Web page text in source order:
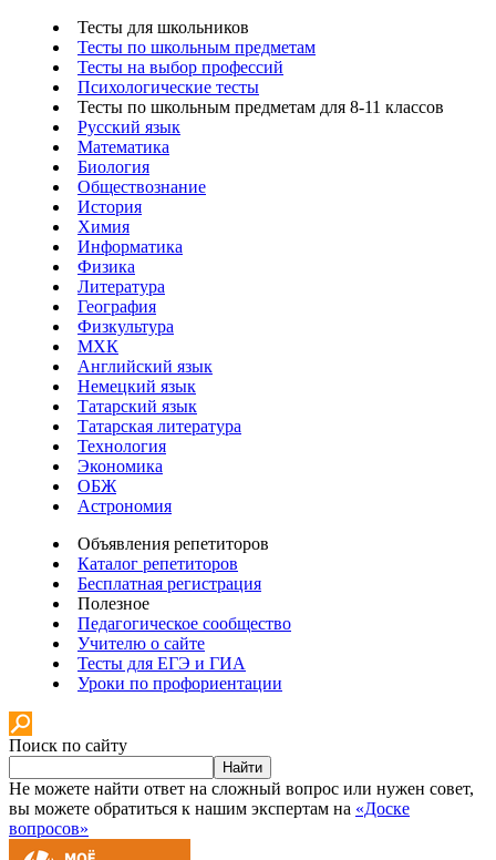
Тесты для школьников
Тесты по школьным предметам
Тесты на выбор профессий
Психологические тесты
Тесты по школьным предметам для 8-11 классов
Русский язык
Математика
Биология
Обществознание
История
Химия
Информатика
Физика
Литература
География
Физкультура
МХК
Английский язык
Немецкий язык
Татарский язык
Татарская литература
Технология
Экономика
ОБЖ
Астрономия
Объявления репетиторов
Каталог репетиторов
Бесплатная регистрация
Полезное
Педагогическое сообщество
Учителю о сайте
Тесты для ЕГЭ и ГИА
Уроки по профориентации
Поиск по сайту
Найти
Не можете найти ответ на сложный вопрос или нужен совет,
вы можете обратиться к нашим экспертам на «Доске
вопросов»